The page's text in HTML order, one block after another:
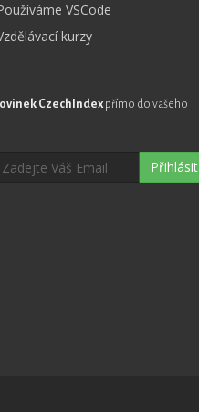
VSCode
kurzy
CzechIndex přímo do vašeho
Přihlásit